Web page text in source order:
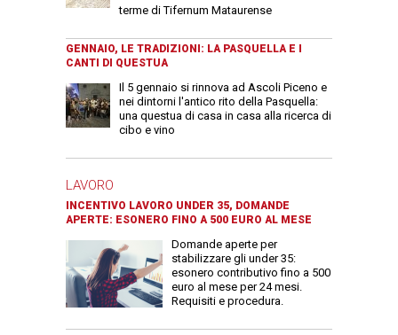
terme di Tifernum Mataurense
GENNAIO, LE TRADIZIONI: LA PASQUELLA E I
CANTI DI QUESTUA
Il 5 gennaio si rinnova ad Ascoli Piceno e
nei dintorni l'antico rito della Pasquella:
una questua di casa in casa alla ricerca di
cibo e vino
LAVORO
INCENTIVO LAVORO UNDER 35, DOMANDE
APERTE: ESONERO FINO A 500 EURO AL MESE
Domande aperte per
stabilizzare gli under 35:
esonero contributivo fino a 500
euro al mese per 24 mesi.
Requisiti e procedura.